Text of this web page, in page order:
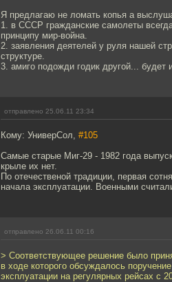
Я предлагаю не ломать копья а
1. в СССР гражданские самолеты
принципу мир-война.
2. заявления деятелей у руля нашей
структуре.
3. амиго подожди годик другой... будет
отправлено 25.06.11 23:34
Кому: УниверСол, #105
Самые старые Миг-29 - 1982 года
крыле их нет.
По отечественой традиции, первая
начала эксплуатации. Военными
отправлено 26.06.11 00:16
> Соответствующее решение было
в ходе которого обсуждалось
эксплуатации на регулярных рейсах c